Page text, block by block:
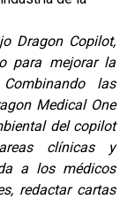
Dragon Copilot,
para mejorar la
las
Medical One
del copilot
clínicas y
a los médicos
redactar cartas